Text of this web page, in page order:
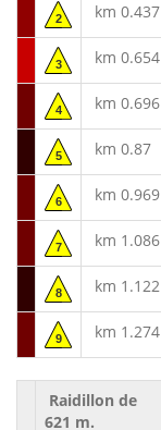
2 km 0.437
3 km 0.654
4 km 0.696
5 km 0.87
6 km 0.969
7 km 1.086
8 km 1.122
9 km 1.274
Raidillon de
621 m.